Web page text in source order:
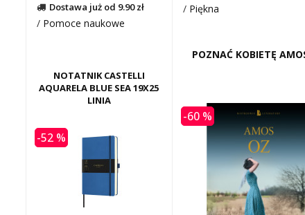
Dostawa już od 9.90 zł
/ Pomoce naukowe
NOTATNIK CASTELLI
AQUARELA BLUE SEA 19X25
LINIA
-52 %
/ Piękna
POZNAĆ KOBIETĘ
-60 %